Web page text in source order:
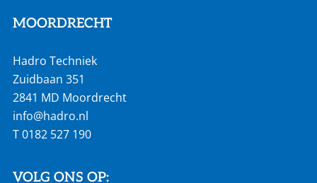
MOORDRECHT
Hadro Techniek
Zuidbaan 351
2841 MD Moordrecht
info@hadro.nl
T0182 527 190
VOLG ONS OP: